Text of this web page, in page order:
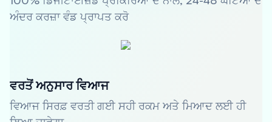
ਅੰਦਰ ਕਰਜ਼ਾ ਵੰਡ ਪ੍ਰਾਪਤ ਕਰੋ
ਵਰਤੋਂ ਅਨੁਸਾਰ ਵਿਆਜ
ਵਿਆਜ ਸਿਰਫ਼ ਵਰਤੀ ਗਈ ਸਹੀ ਰਕਮ ਅਤੇ ਮਿਆਦ ਲਈ ਹੀ